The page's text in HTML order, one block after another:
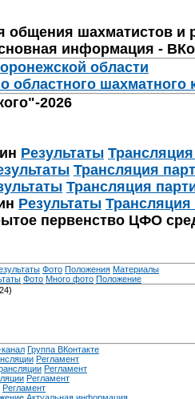
общения шахматистов
информация -
области
областного шахматного
2026
Результаты
Трансляция
Трансляция
Результаты Трансляция
первенство ЦФО
Фото Положения Материалы
Фото Много фото Положение
Группа ВКонтакте
Регламент
Регламент
Регламент
Регламент